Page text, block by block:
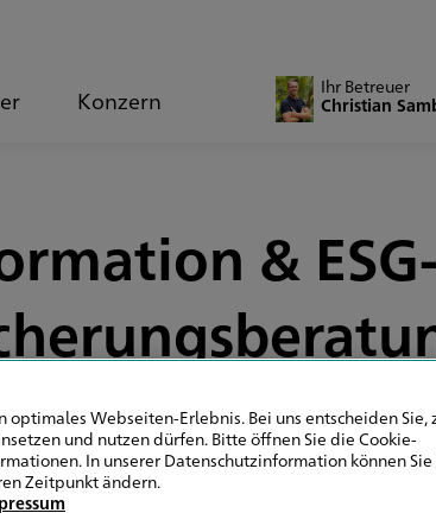
Konzern
Ihr Betreuer
Christian
&
Webseiten-Erlebnis. Bei uns entscheiden Sie,
und nutzen dürfen. Bitte öffnen Sie die Cookie-
In unserer Datenschutzinformation können Sie
Zeitpunkt ändern.